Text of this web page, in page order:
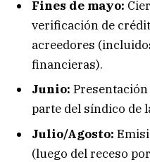
Fines de mayo:
verificación de
acreedores
financieras).
Junio:
parte del síndico de
Julio/Agosto:
(luego del receso